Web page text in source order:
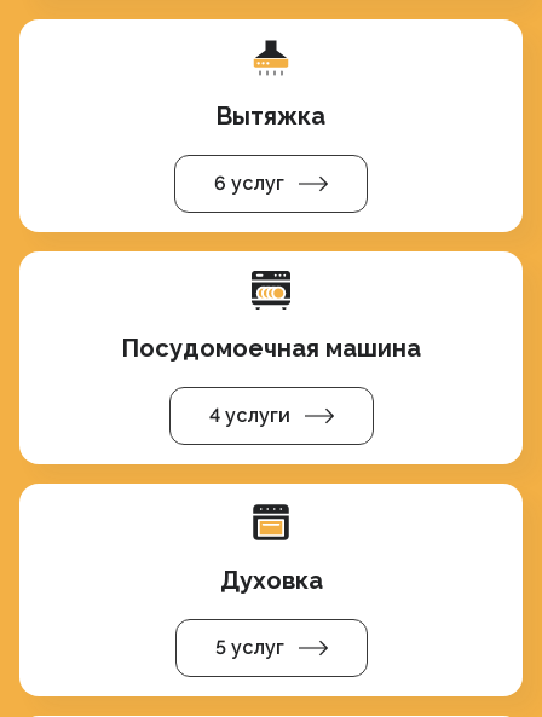
Вытяжка
6 услуг
Посудомоечная машина
4 услуги
Духовка
5 услуг